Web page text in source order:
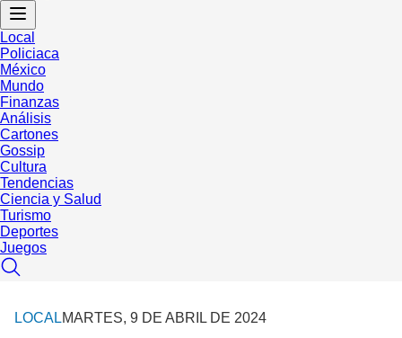
Local
Policiaca
México
Mundo
Finanzas
Análisis
Cartones
Gossip
Cultura
Tendencias
Ciencia y Salud
Turismo
Deportes
Juegos
LOCALMARTES, 9 DE ABRIL DE 2024